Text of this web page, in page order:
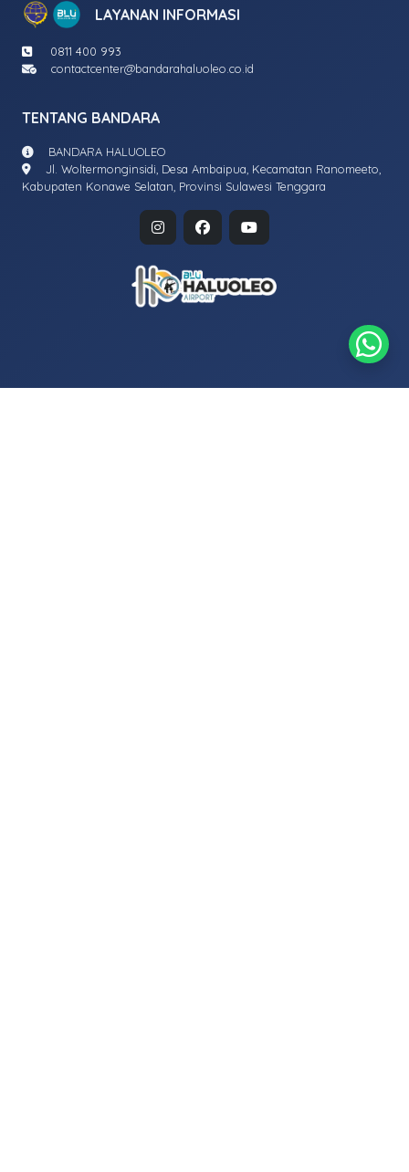
LAYANAN INFORMASI
0811 400 993
contactcenter@bandarahaluoleo.co.id
TENTANG BANDARA
BANDARA HALUOLEO
Jl. Woltermonginsidi, Desa Ambaipua, Kecamatan Ranomeeto,
Kabupaten Konawe Selatan, Provinsi Sulawesi Tenggara